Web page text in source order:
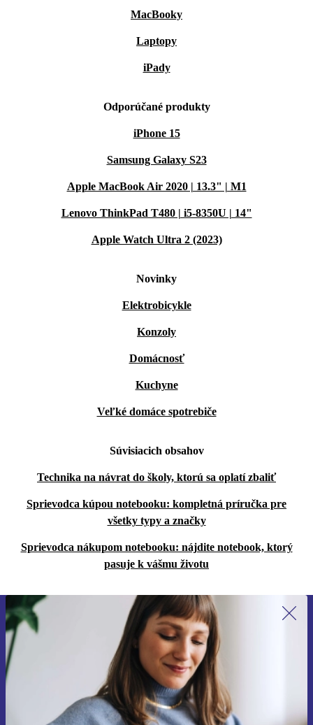
MacBooky
Laptopy
iPady
Odporúčané produkty
iPhone 15
Samsung Galaxy S23
Apple MacBook Air 2020 | 13.3" | M1
Lenovo ThinkPad T480 | i5-8350U | 14"
Apple Watch Ultra 2 (2023)
Novinky
Elektrobicykle
Konzoly
Domácnosť
Kuchyne
Veľké domáce spotrebiče
Súvisiacich obsahov
Technika na návrat do školy, ktorú sa oplatí zbaliť
Sprievodca kúpou notebooku: kompletná príručka pre
všetky typy a značky
Sprievodca nákupom notebooku: nájdite notebook, ktorý
pasuje k vášmu životu
Prihláste sa prvýkrát na newsletter!
Už nikdy nezmeškajte ponuku.